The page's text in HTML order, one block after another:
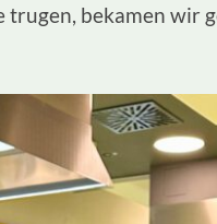
trugen, bekamen wir